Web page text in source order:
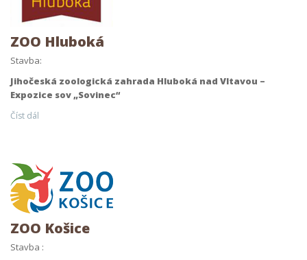
ZOO Hluboká
Stavba:
Jihočeská zoologická zahrada Hluboká nad Vltavou –
Expozice sov „Sovinec“
Číst dál
ZOO Košice
Stavba :